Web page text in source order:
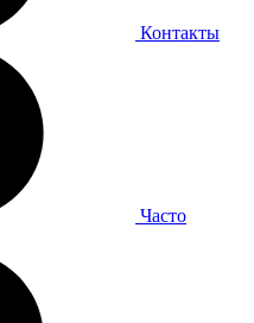
Контакты
Часто